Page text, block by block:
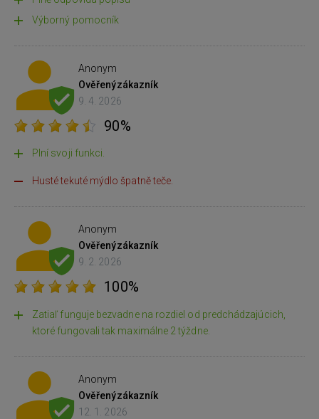
Výborný pomocník
Anonym
Ověřenýzákazník
9. 4. 2026
90%
Plní svoji funkci.
Husté tekuté mýdlo špatně teče.
Anonym
Ověřenýzákazník
9. 2. 2026
100%
Zatiaľ funguje bezvadne na rozdiel od predchádzajúcich,
ktoré fungovali tak maximálne 2 týždne.
Anonym
Ověřenýzákazník
12. 1. 2026